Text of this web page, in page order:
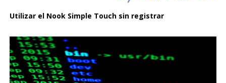
Utilizar el Nook Simple Touch sin registrar